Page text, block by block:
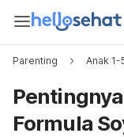
Parenting Anak 1-
Formula